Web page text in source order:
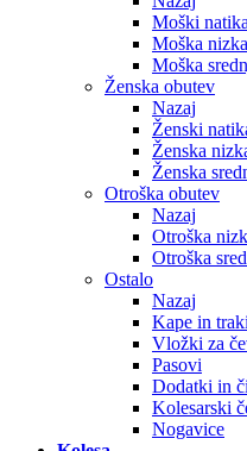
Moški
Moška
Moška
Ženska obutev
Nazaj
Ženski
Ženska
Ženska
Otroška obutev
Nazaj
Otroška
Otroška
Ostalo
Nazaj
Kape in traki
Vložki za
Pasovi
Dodatki in
Kolesarski
Nogavice